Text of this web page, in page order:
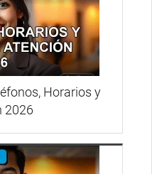
Horarios y
2026